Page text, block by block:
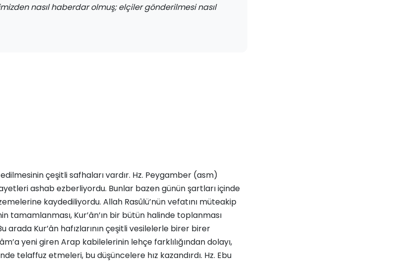
nasıl haberdar olmuş; elçiler gönderilmesi nasıl
edilmesinin çeşitli safhaları vardır. Hz. Peygamber (asm)
ashab ezberliyordu. Bunlar bazen günün şartları içinde
kaydediliyordu. Allah Rasûlü’nün vefatını müteakip
tamamlanması, Kur’ân’ın bir bütün halinde toplanması
arada Kur’ân hafızlarının çeşitli vesilelerle birer birer
yeni giren Arap kabilelerinin lehçe farklılığından dolayı,
telaffuz etmeleri, bu düşüncelere hız kazandırdı. Hz. Ebu